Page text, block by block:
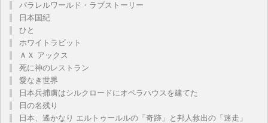
パラレルワールド・ラブストーリー
日本国紀
ひと
ホワイトラビット
ＡＸ アックス
死に神のレストラン
愛なき世界
日本兵捕虜はシルクロードにオペラハウスを建てた
日の名残り
日本、遙かなり エルトゥールルの「奇跡」と邦人救出の「迷走」